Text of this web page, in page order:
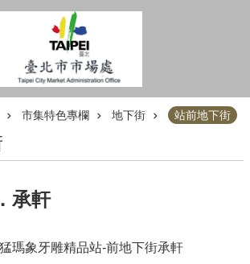
市集特色專欄 地下街 站前地下街
承軒
瑪象牙雕精品站-前地下街承軒